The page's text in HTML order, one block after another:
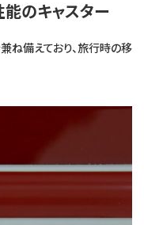
のキャスター
ね備えており、旅行時の移